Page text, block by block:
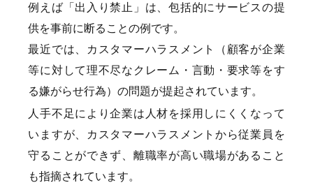
例えば「出入り禁止」は、包括的にサービスの提
供を事前に断ることの例です。
最近では、カスタマーハラスメント（顧客が企業
等に対して理不尽なクレーム・言動・要求等をす
る嫌がらせ行為）の問題が提起されています。
人手不足により企業は人材を採用しにくくなって
いますが、カスタマーハラスメントから従業員を
守ることができず、離職率が高い職場があること
も指摘されています。